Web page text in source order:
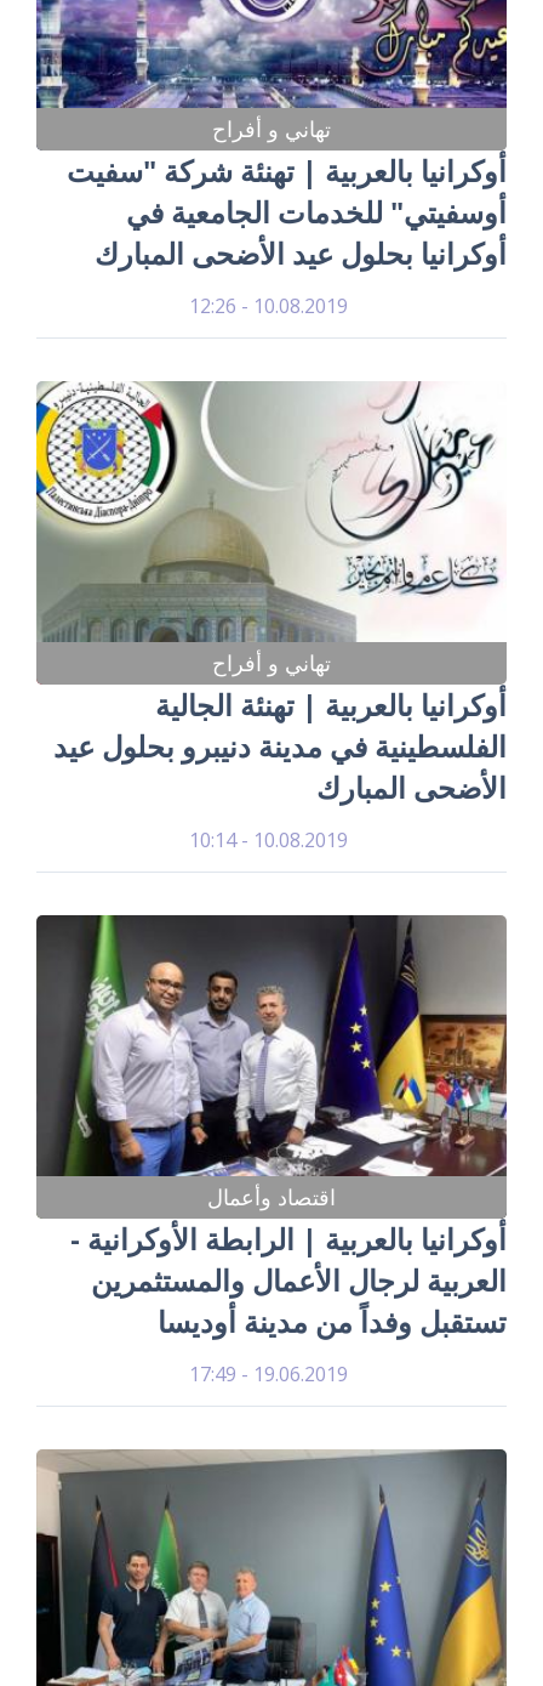
تهاني و أفراح
أوكرانيا بالعربية | تهنئة شركة "سفيت
أوسفيتي" للخدمات الجامعية في
أوكرانيا بحلول عيد الأضحى المبارك
10.08.2019 - 12:26
تهاني و أفراح
أوكرانيا بالعربية | تهنئة الجالية
الفلسطينية في مدينة دنيبرو بحلول عيد
الأضحى المبارك
10.08.2019 - 10:14
اقتصاد وأعمال
أوكرانيا بالعربية | الرابطة الأوكرانية -
العربية لرجال الأعمال والمستثمرين
تستقبل وفداً من مدينة أوديسا
19.06.2019 - 17:49